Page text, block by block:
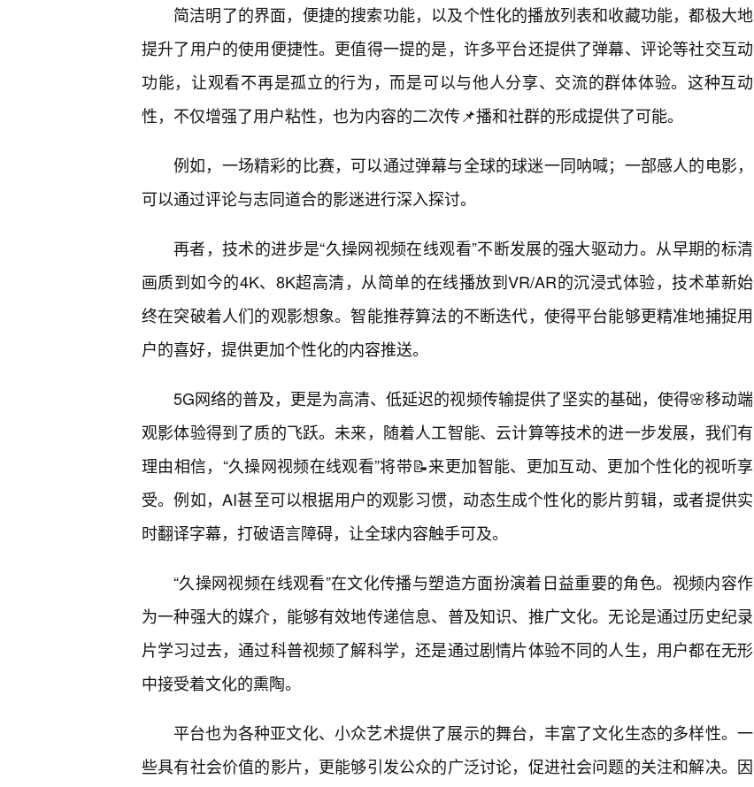
简洁明了的界面，便捷的搜索功能，以及个性化的播放列表和收藏功能，都极大地
提升了用户的使用便捷性。更值得一提的是，许多平台还提供了弹幕、评论等社交互动
功能，让观看不再是孤立的行为，而是可以与他人分享、交流的群体体验。这种互动
性，不仅增强了用户粘性，也为内容的二次传📌播和社群的形成提供了可能。
例如，一场精彩的比赛，可以通过弹幕与全球的球迷一同呐喊；一部感人的电影，
可以通过评论与志同道合的影迷进行深入探讨。
再者，技术的进步是“久操网视频在线观看”不断发展的强大驱动力。从早期的标清
画质到如今的4K、8K超高清，从简单的在线播放到VR/AR的沉浸式体验，技术革新始
终在突破着人们的观影想象。智能推荐算法的不断迭代，使得平台能够更精准地捕捉用
户的喜好，提供更加个性化的内容推送。
5G网络的普及，更是为高清、低延迟的视频传输提供了坚实的基础，使得🌸移动端
观影体验得到了质的飞跃。未来，随着人工智能、云计算等技术的进一步发展，我们有
理由相信，“久操网视频在线观看”将带📝来更加智能、更加互动、更加个性化的视听享
受。例如，AI甚至可以根据用户的观影习惯，动态生成个性化的影片剪辑，或者提供实
时翻译字幕，打破语言障碍，让全球内容触手可及。
“久操网视频在线观看”在文化传播与塑造方面扮演着日益重要的角色。视频内容作
为一种强大的媒介，能够有效地传递信息、普及知识、推广文化。无论是通过历史纪录
片学习过去，通过科普视频了解科学，还是通过剧情片体验不同的人生，用户都在无形
中接受着文化的熏陶。
平台也为各种亚文化、小众艺术提供了展示的舞台，丰富了文化生态的多样性。一
些具有社会价值的影片，更能够引发公众的广泛讨论，促进社会问题的关注和解决。因